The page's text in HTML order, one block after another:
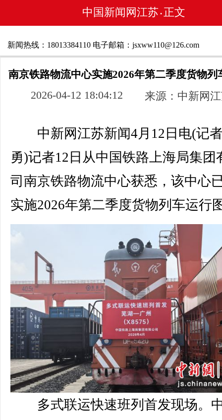
中国新闻网江苏 • 正文
新闻热线：18013384110 电子邮箱：jsxww110@126.com
南京铁路物流中心实施2026年第二季度货物列
2026-04-12 18:04:12 来源：中新网
中新网江苏新闻4月12日电(记
勇)记者12日从中国铁路上海局集团
司南京铁路物流中心获悉，该中心
实施2026年第二季度货物列车运行
多式联运快速班列首发现场。